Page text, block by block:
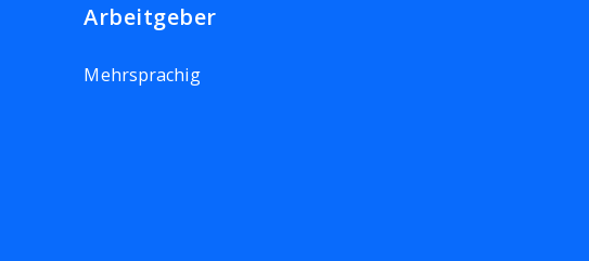
Arbeitgeber
Mehrsprachig